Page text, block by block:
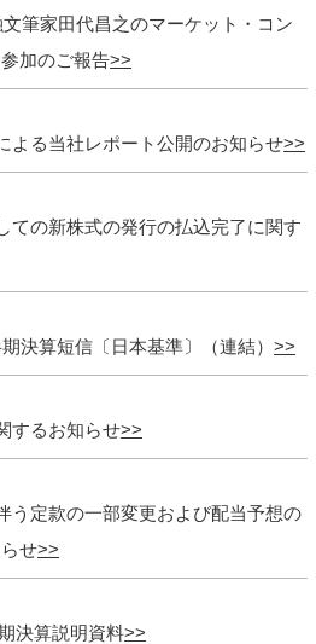
筆家田代昌之のマーケット・コン
加のご報告
よる当社レポート公開のお知らせ
ての新株式の発行の払込完了に関す
決算短信〔日本基準〕（連結）
するお知らせ
う定款の一部変更および配当予想の
せ
決算説明資料